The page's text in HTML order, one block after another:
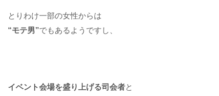
とりわけ一部の女性からは
“モテ男”でもあるようですし、
イベント会場を盛り上げる司会者と